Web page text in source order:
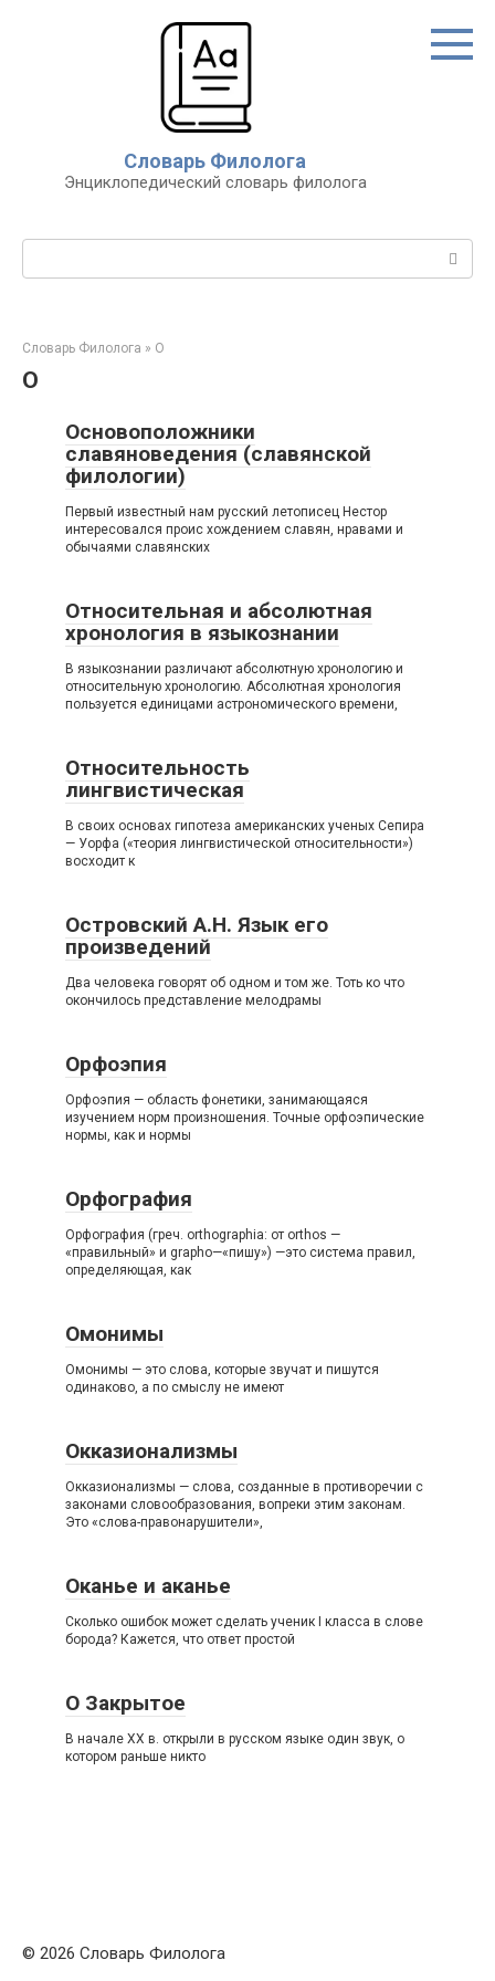
Словарь Филолога
Энциклопедический словарь филолога
Словарь Филолога » О
О
Основоположники
славяноведения (славянской
филологии)
Первый известный нам русский летописец Нестор
интересовался проис хождением славян, нравами и
обычаями славянских
Относительная и абсолютная
хронология в языкознании
В языкознании различают абсолютную хронологию и
относительную хронологию. Абсолютная хронология
пользуется единицами астрономического времени,
Относительность
лингвистическая
В своих основах гипотеза американских ученых Сепира
— Уорфа («теория лингвистической относительности»)
восходит к
Островский А.Н. Язык его
произведений
Два человека говорят об одном и том же. Тоть ко что
окончилось представление мелодрамы
Орфоэпия
Орфоэпия — область фонетики, занимающаяся
изучением норм произношения. Точные орфоэпические
нормы, как и нормы
Орфография
Орфография (греч. orthographia: от orthos —
«правильный» и grapho—«пишу») —это система правил,
определяющая, как
Омонимы
Омонимы — это слова, которые звучат и пишутся
одинаково, а по смыслу не имеют
Окказионализмы
Окказионализмы — слова, созданные в противоречии с
законами словообразования, вопреки этим законам.
Это «слова-правонарушители»,
Оканье и аканье
Сколько ошибок может сделать ученик I класса в слове
борода? Кажется, что ответ простой
О Закрытое
В начале XX в. открыли в русском языке один звук, о
котором раньше никто
© 2026 Словарь Филолога